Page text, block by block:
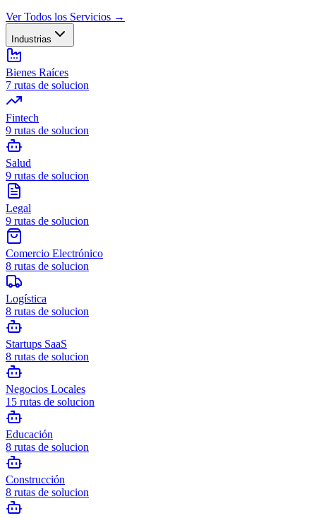
Ver Todos los Servicios →
Industrias
Bienes Raíces
7 rutas de solucion
Fintech
9 rutas de solucion
Salud
9 rutas de solucion
Legal
9 rutas de solucion
Comercio Electrónico
8 rutas de solucion
Logística
8 rutas de solucion
Startups SaaS
8 rutas de solucion
Negocios Locales
15 rutas de solucion
Educación
8 rutas de solucion
Construcción
8 rutas de solucion